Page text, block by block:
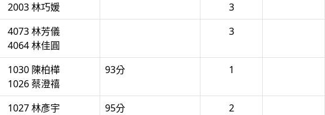
2003 林巧媛
3
4073 林芳儀
4064 林佳圓
3
1030 陳柏樺
1026 蔡澄禧
93分 1
1027 林彥宇
95分 2